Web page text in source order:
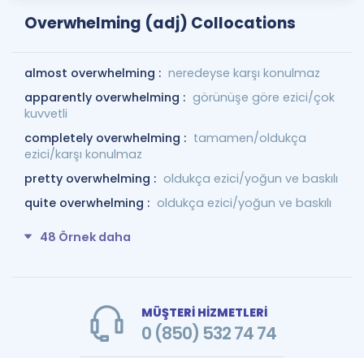
Overwhelming (adj) Collocations
almost overwhelming : neredeyse karşı konulmaz
apparently overwhelming : görünüşe göre ezici/çok
kuvvetli
completely overwhelming : tamamen/oldukça
ezici/karşı konulmaz
pretty overwhelming : oldukça ezici/yoğun ve baskılı
quite overwhelming : oldukça ezici/yoğun ve baskılı
48 Örnek daha
MÜŞTERİ HİZMETLERİ
0 (850) 532 74 74